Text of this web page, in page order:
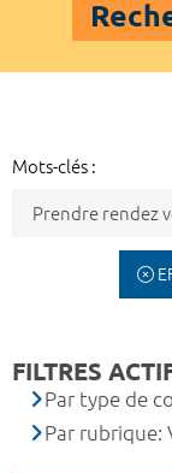
Mots-clés :
FILTRES
Par type de
Par rubrique: